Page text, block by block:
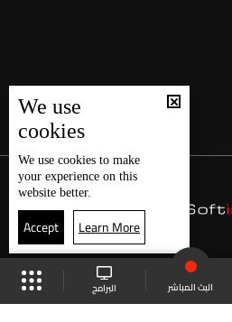
البث المباشر البرامج
We use
cookies
We use cookies to make
your experience on this
website better.
Accept Learn More
الجدول البث المباشر